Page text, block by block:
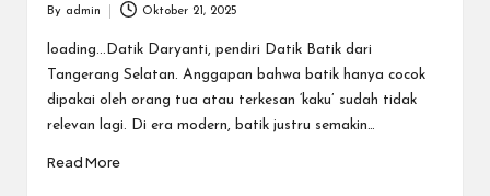
by
By admin Oktober 21, 2025
loading...Datik Daryanti, pendiri Datik Batik dari
Tangerang Selatan. Anggapan bahwa batik hanya cocok
dipakai oleh orang tua atau terkesan ‘kaku’ sudah tidak
relevan lagi. Di era modern, batik justru semakin…
Read More